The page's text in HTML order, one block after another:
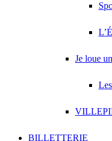
Je loue
BILLETTERIE